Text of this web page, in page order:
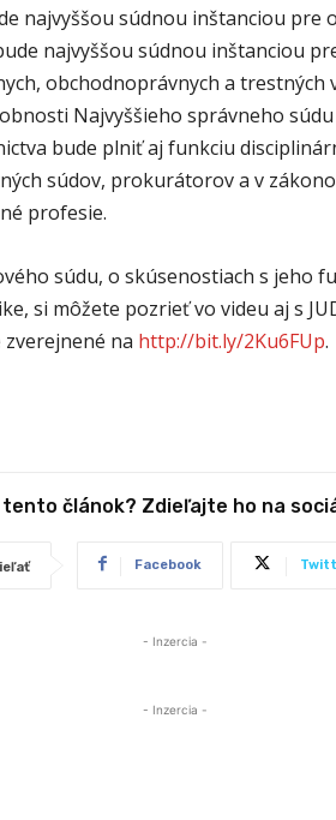
najvyššou súdnou inštanciou pre
najvyššou súdnou inštanciou
obchodnoprávnych a trestných
Najvyššieho správneho
bude plniť aj funkciu
súdov, prokurátorov a v
profesie.
súdu, o skúsenostiach s jeho
si môžete pozrieť vo videu aj s
na http://bit.ly/2Ku6FUp.
tento článok? Zdieľajte ho na
Facebook
- Inzercia -
- Inzercia -